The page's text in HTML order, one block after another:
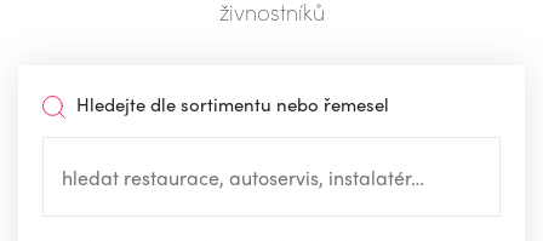
živnostníků
Hledejte dle sortimentu nebo řemesel